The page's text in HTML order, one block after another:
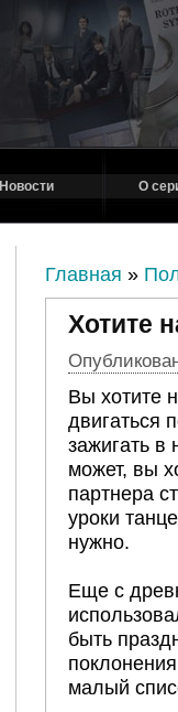
Новости О
Главная »
Хотите
Вы хотите
двигаться
зажигать в
может, вы
партнера
уроки
нужно.
Еще с
быть
малый